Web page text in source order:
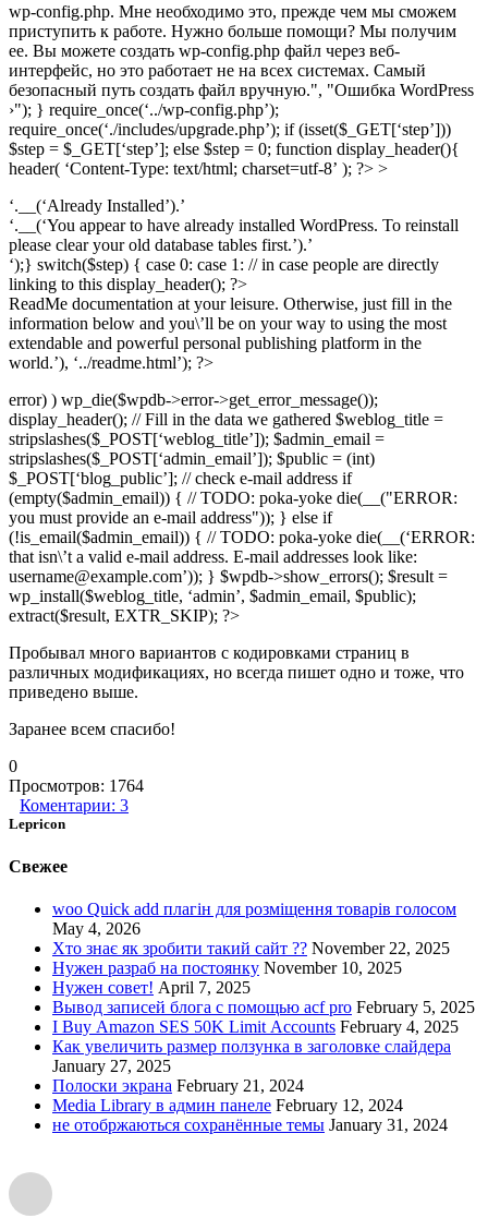
wp-config.php. Мне необходимо это, прежде чем мы сможем
приступить к работе. Нужно больше помощи? Мы получим
ее. Вы можете создать wp-config.php файл через веб-
интерфейс, но это работает не на всех системах. Самый
безопасный путь создать файл вручную.", "Ошибка WordPress
›"); } require_once(‘../wp-config.php’);
require_once(‘./includes/upgrade.php’); if (isset($_GET[‘step’]))
$step = $_GET[‘step’]; else $step = 0; function display_header(){
header( ‘Content-Type: text/html; charset=utf-8’ ); ?> >
‘.__(‘Already Installed’).’
‘.__(‘You appear to have already installed WordPress. To reinstall
please clear your old database tables first.’).’
‘);} switch($step) { case 0: case 1: // in case people are directly
linking to this display_header(); ?>
ReadMe documentation at your leisure. Otherwise, just fill in the
information below and you\’ll be on your way to using the most
extendable and powerful personal publishing platform in the
world.’), ‘../readme.html’); ?>
error) ) wp_die($wpdb->error->get_error_message());
display_header(); // Fill in the data we gathered $weblog_title =
stripslashes($_POST[‘weblog_title’]); $admin_email =
stripslashes($_POST[‘admin_email’]); $public = (int)
$_POST[‘blog_public’]; // check e-mail address if
(empty($admin_email)) { // TODO: poka-yoke die(__("ERROR:
you must provide an e-mail address")); } else if
(!is_email($admin_email)) { // TODO: poka-yoke die(__(‘ERROR:
that isn\’t a valid e-mail address. E-mail addresses look like:
username@example.com’)); } $wpdb->show_errors(); $result =
wp_install($weblog_title, ‘admin’, $admin_email, $public);
extract($result, EXTR_SKIP); ?>
Пробывал много вариантов с кодировками страниц в
различных модификациях, но всегда пишет одно и тоже, что
приведено выше.
Заранее всем спасибо!
0
Просмотров: 1764
Коментарии: 3
Lepricon
Свежее
woo Quick add плагін для розміщення товарів голосом
May 4, 2026
Хто знає як зробити такий сайт ?? November 22, 2025
Нужен разраб на постоянку November 10, 2025
Нужен совет! April 7, 2025
Вывод записей блога с помощью acf pro February 5, 2025
I Buy Amazon SES 50K Limit Accounts February 4, 2025
Как увеличить размер ползунка в заголовке слайдера
January 27, 2025
Полоски экрана February 21, 2024
Media Library в админ панеле February 12, 2024
не отобржаються сохранённые темы January 31, 2024